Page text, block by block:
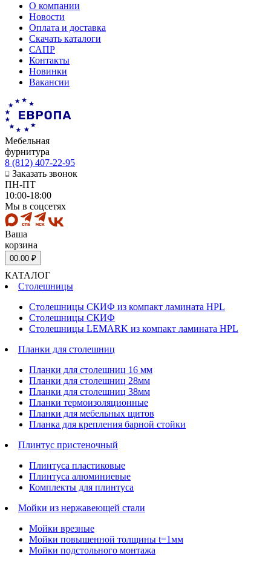
О компании
Новости
Оплата и доставка
Скачать каталоги
САПР
Контакты
Новинки
Вакансии
Мебельная
фурнитура
8 (812) 407-22-95
Заказать звонок
ПН-ПТ
10:00-18:00
Мы в соцсетях
Ваша
корзина
00.00 ₽
КАТАЛОГ
Столешницы
Столешницы СКИФ из компакт ламината HPL
Столешницы СКИФ
Столешницы LEMARK из компакт ламината HPL
Планки для столешниц
Планки для столешниц 16 мм
Планки для столешниц 28мм
Планки для столешниц 38мм
Планки термоизоляционные
Планки для мебельных щитов
Планка для крепления барной стойки
Плинтус пристеночный
Плинтуса пластиковые
Плинтуса алюминиевые
Комплекты для плинтуса
Мойки из нержавеющей стали
Мойки врезные
Мойки повышенной толщины t=1мм
Мойки подстольного монтажа